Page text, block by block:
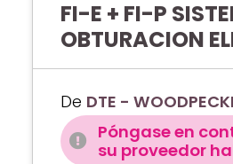
FI-E + FI-P
OBTURACION
De DTE -
Póngase en
su proveedor